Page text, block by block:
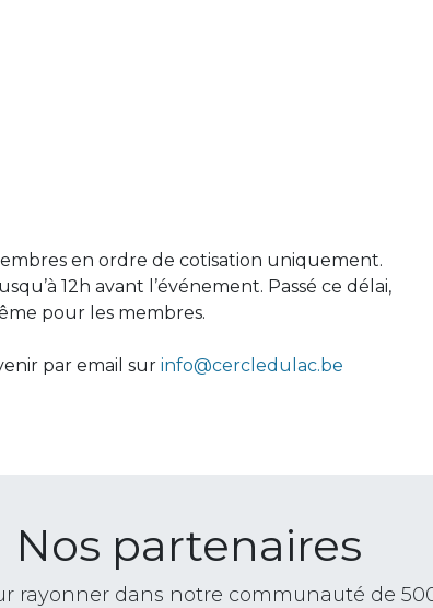
en ordre de cotisation uniquement.
12h avant l’événement. Passé ce délai,
pour les membres.
par email sur info@cercledulac.be
Nos partenaires
rayonner dans notre communauté de